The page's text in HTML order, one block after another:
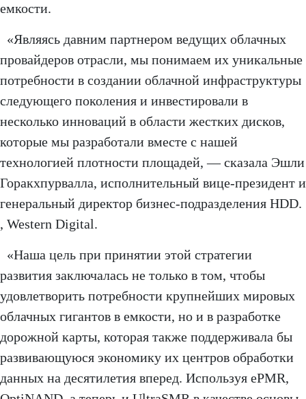
емкости.
«Являясь давним партнером ведущих облачных
провайдеров отрасли, мы понимаем их уникальные
потребности в создании облачной инфраструктуры
следующего поколения и инвестировали в
несколько инноваций в области жестких дисков,
которые мы разработали вместе с нашей
технологией плотности площадей, — сказала Эшли
Горакхпурвалла, исполнительный вице-президент и
генеральный директор бизнес-подразделения HDD.
, Western Digital.
«Наша цель при принятии этой стратегии
развития заключалась не только в том, чтобы
удовлетворить потребности крупнейших мировых
облачных гигантов в емкости, но и в разработке
дорожной карты, которая также поддерживала бы
развивающуюся экономику их центров обработки
данных на десятилетия вперед. Используя ePMR,